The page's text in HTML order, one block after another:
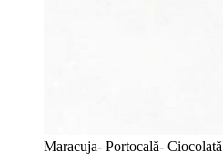
Maracuja- Portocală- Ciocolată